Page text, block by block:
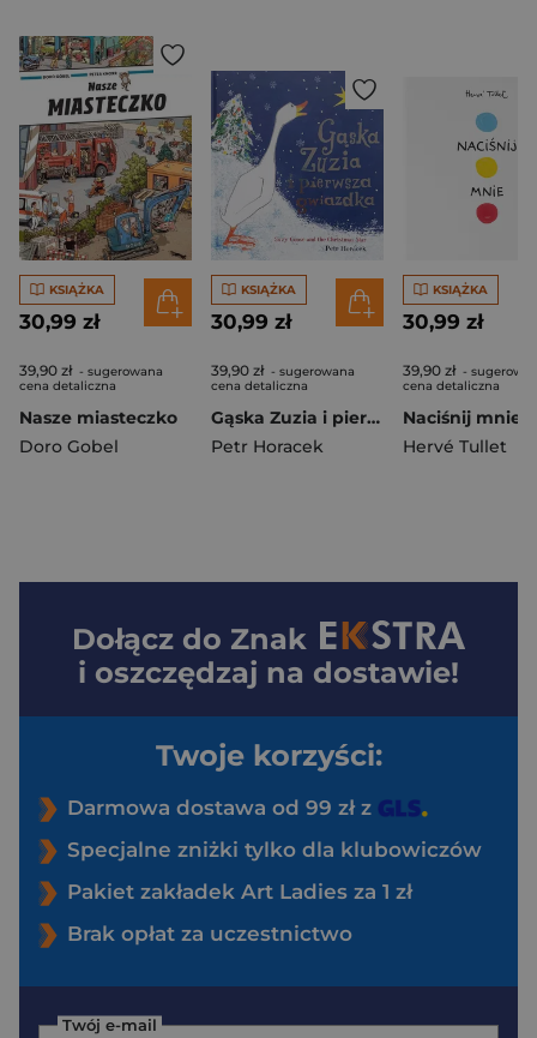
KSIĄŻKA
30,99 zł
39,90 zł - sugerowana
cena detaliczna
Nasze miasteczko
Doro Gobel
KSIĄŻKA
30,99 zł
39,90 zł - sugerowana
cena detaliczna
Gąska Zuzia i pierwsza gwiazdka wyd. 3
Petr Horacek
KSIĄŻKA
30,99 zł
39,90 zł -
cena detaliczna
Hervé Tullet
Dołącz do Znak
i oszczędzaj na dostawie!
Twoje korzyści:
Darmowa dostawa od 99 zł z
Specjalne zniżki tylko dla klubowiczów
Pakiet zakładek Art Ladies za 1 zł
Brak opłat za uczestnictwo
Twój e-mail